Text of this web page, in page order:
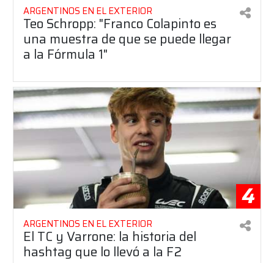
ARGENTINOS EN EL EXTERIOR
Teo Schropp: "Franco Colapinto es
una muestra de que se puede llegar
a la Fórmula 1"
4
ARGENTINOS EN EL EXTERIOR
El TC y Varrone: la historia del
hashtag que lo llevó a la F2